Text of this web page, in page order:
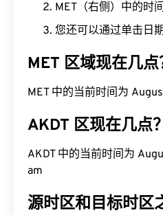
MET（右侧）中的时
您还可以通过单击日
MET 区域现在几点
MET 中的当前时间为
AKDT 区现在几点？
AKDT 中的当前时间为
am
源时区和目标时区